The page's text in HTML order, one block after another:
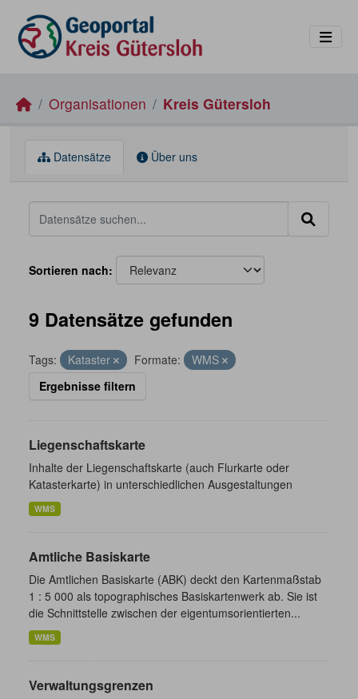
Organisationen Kreis Gütersloh
Datensätze Über uns
Sortieren nach
9 Datensätze gefunden
Tags: Kataster Formate:
WMS
Ergebnisse filtern
Liegenschaftskarte
Inhalte der Liegenschaftskarte (auch Flurkarte oder
Katasterkarte) in unterschiedlichen Ausgestaltungen
WMS
Amtliche Basiskarte
Die Amtlichen Basiskarte (ABK) deckt den Kartenmaßstab
1 : 5 000 als topographisches Basiskartenwerk ab. Sie ist
die Schnittstelle zwischen der eigentumsorientierten...
WMS
Verwaltungsgrenzen